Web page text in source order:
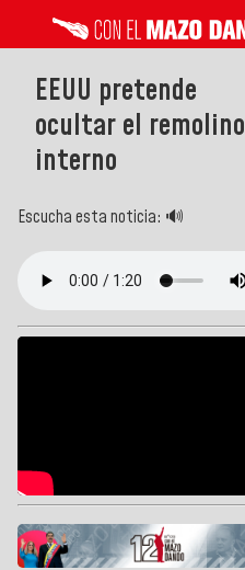
EEUU pretende
ocultar el remolino
interno
Escucha esta noticia: 🔊